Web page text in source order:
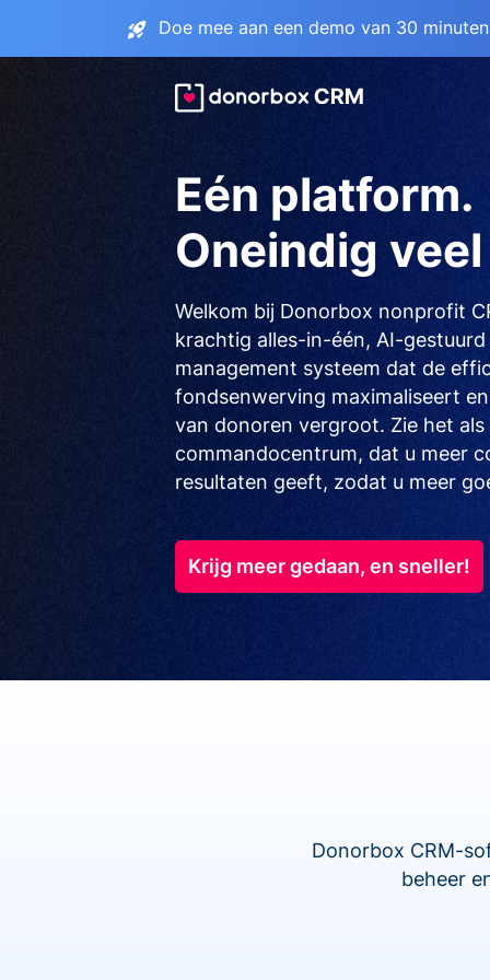
Doe mee aan een demo van 30
Eén platform.
Oneindig
Welkom bij Donorbox nonprofit
krachtig alles-in-één, AI-
management systeem dat de
fondsenwerving maximaliseert
van donoren vergroot. Zie het als
commandocentrum, dat u meer
resultaten geeft, zodat u meer
Krijg meer gedaan, en sneller!
Donorbox CRM-
beheer